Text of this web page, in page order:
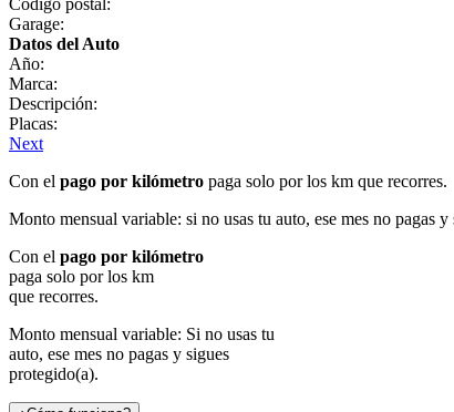
Garage:
Datos del Auto
Año:
Marca:
Descripción:
Placas:
Next
Con el pago por kilómetro paga solo por los km que recorres.
Monto mensual variable: si no usas tu auto, ese mes no pagas
Con el pago por kilómetro
paga solo por los km
que recorres.
Monto mensual variable: Si no usas tu
auto, ese mes no pagas y sigues
protegido(a).